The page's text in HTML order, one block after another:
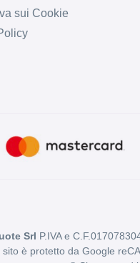
sui Cookie
Srl P.IVA e
sito è protetto da Google